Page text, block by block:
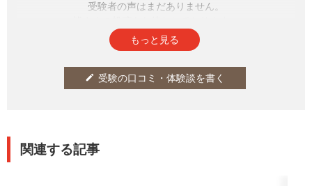
受験者の声はまだありません。
もっと見る
edit 受験の口コミ・体験談を書く
関連する記事